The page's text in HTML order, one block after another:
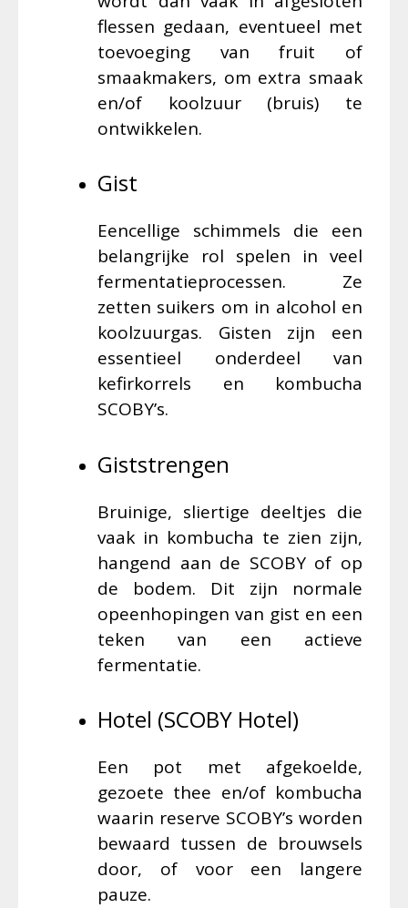
flessen gedaan, eventueel met
toevoeging van fruit of
smaakmakers, om extra smaak
en/of koolzuur (bruis) te
ontwikkelen.
Gist
Eencellige schimmels die een
belangrijke rol spelen in veel
fermentatieprocessen. Ze
zetten suikers om in alcohol en
koolzuurgas. Gisten zijn een
essentieel onderdeel van
kefirkorrels en kombucha
SCOBY’s.
Giststrengen
Bruinige, sliertige deeltjes die
vaak in kombucha te zien zijn,
hangend aan de SCOBY of op
de bodem. Dit zijn normale
opeenhopingen van gist en een
teken van een actieve
fermentatie.
Hotel (SCOBY Hotel)
Een pot met afgekoelde,
gezoete thee en/of kombucha
waarin reserve SCOBY’s worden
bewaard tussen de brouwsels
door, of voor een langere
pauze.